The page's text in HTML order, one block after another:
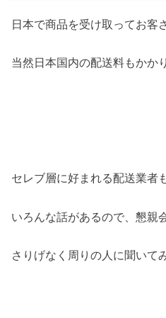
日本で商品を受け取ってお客
当然日本国内の配送料もかか
セレブ層に好まれる配送業者
いろんな話があるので、懇親
さりげなく周りの人に聞いて